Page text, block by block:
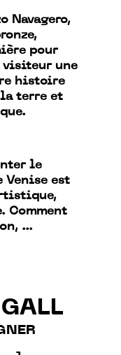
Navagero,
pour
visiteur une
histoire
terre et
le
Venise est
Comment
...